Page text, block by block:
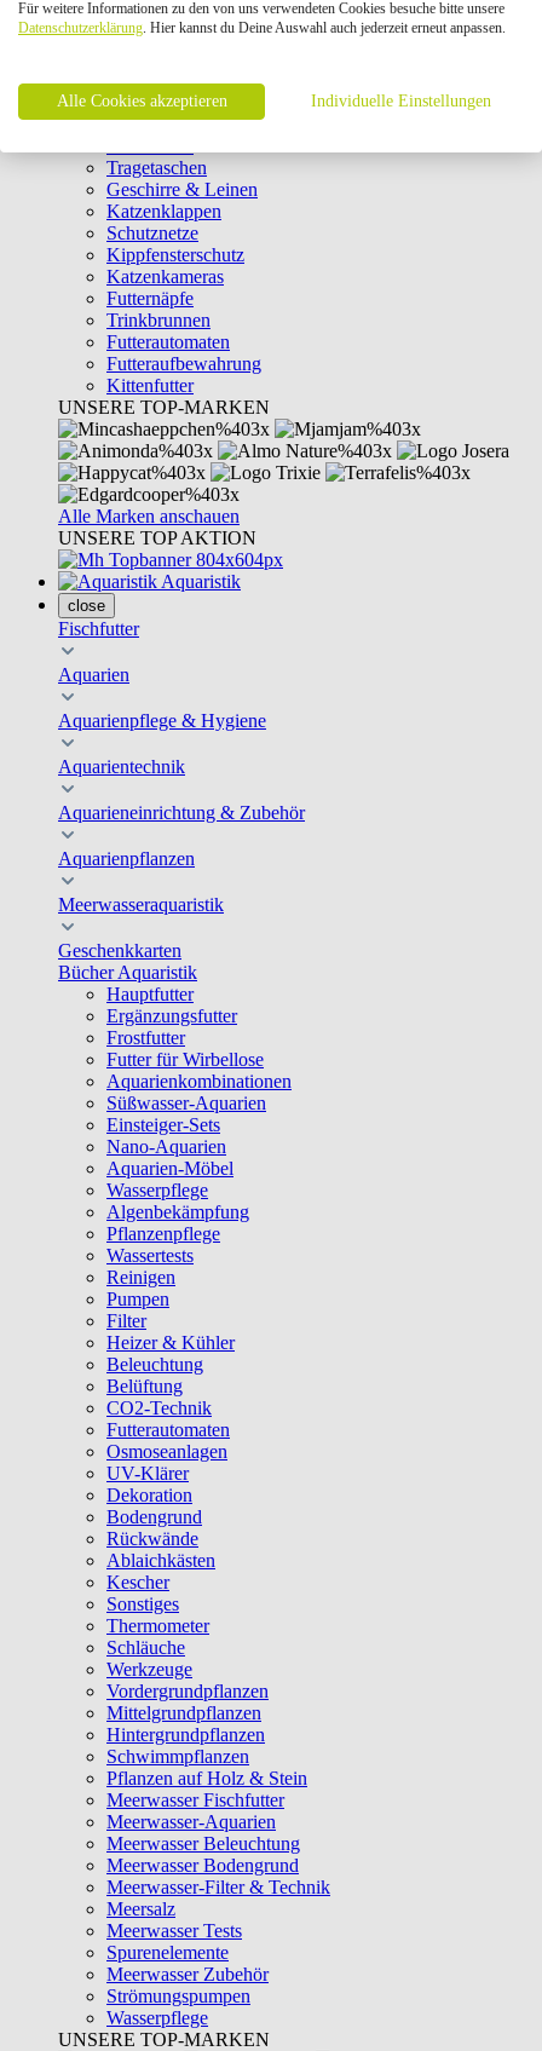
Intelligenzspielzeug
Laserpointer & Elektrospielzeug
Clicker & Target Sticks für Katzen
Weiteres Katzenspielzeug
Transportboxen
Tragetaschen
Geschirre & Leinen
Katzenklappen
Schutznetze
Kippfensterschutz
Katzenkameras
Futternäpfe
Trinkbrunnen
Futterautomaten
Futteraufbewahrung
Kittenfutter
UNSERE TOP-MARKEN
Alle Marken anschauen
UNSERE TOP AKTION
Aquaristik
close
Fischfutter
Aquarien
Aquarienpflege & Hygiene
Aquarientechnik
Aquarieneinrichtung & Zubehör
Aquarienpflanzen
Meerwasseraquaristik
Geschenkkarten
Bücher Aquaristik
Hauptfutter
Ergänzungsfutter
Frostfutter
Futter für Wirbellose
Aquarienkombinationen
Süßwasser-Aquarien
Einsteiger-Sets
Nano-Aquarien
Aquarien-Möbel
Wasserpflege
Algenbekämpfung
Pflanzenpflege
Wassertests
Reinigen
Pumpen
Filter
Heizer & Kühler
Beleuchtung
Belüftung
CO2-Technik
Futterautomaten
Osmoseanlagen
UV-Klärer
Dekoration
Bodengrund
Rückwände
Ablaichkästen
Kescher
Sonstiges
Thermometer
Schläuche
Werkzeuge
Vordergrundpflanzen
Mittelgrundpflanzen
Hintergrundpflanzen
Schwimmpflanzen
Pflanzen auf Holz & Stein
Meerwasser Fischfutter
Meerwasser-Aquarien
Meerwasser Beleuchtung
Meerwasser Bodengrund
Meerwasser-Filter & Technik
Meersalz
Meerwasser Tests
Spurenelemente
Meerwasser Zubehör
Strömungspumpen
Wasserpflege
UNSERE TOP-MARKEN
Für weitere Informationen zu den von uns verwendeten Cookies besuche bitte unsere
Datenschutzerklärung. Hier kannst du Deine Auswahl auch jederzeit erneut anpassen.
Alle Cookies akzeptieren Individuelle Einstellungen